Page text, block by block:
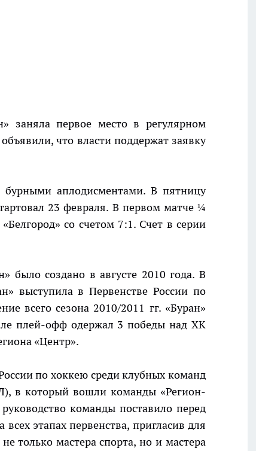
заняла первое место в регулярном
что власти поддержат заявку
аплодисментами. В пятницу
23 февраля. В первом матче ¼
со счетом 7:1. Счет в серии
было создано в августе 2010 года. В
выступила в Первенстве России по
всего сезона 2010/2011 гг. «Буран»
плей-офф одержал 3 победы над ХК
«Центр».
по хоккею среди клубных команд
в который вошли команды «Регион-
команды поставило перед
этапах первенства, пригласив для
только мастера спорта, но и мастера